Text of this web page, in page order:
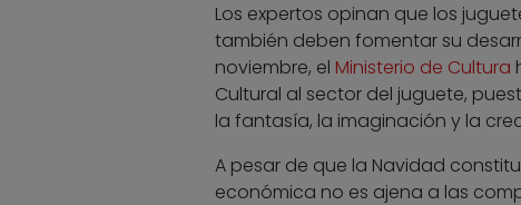
Los expertos opinan que los
también deben fomentar su
noviembre, el Ministerio de Cultura
Cultural al sector del juguete,
la fantasía, la imaginación y la
A pesar de que la Navidad
económica no es ajena a las